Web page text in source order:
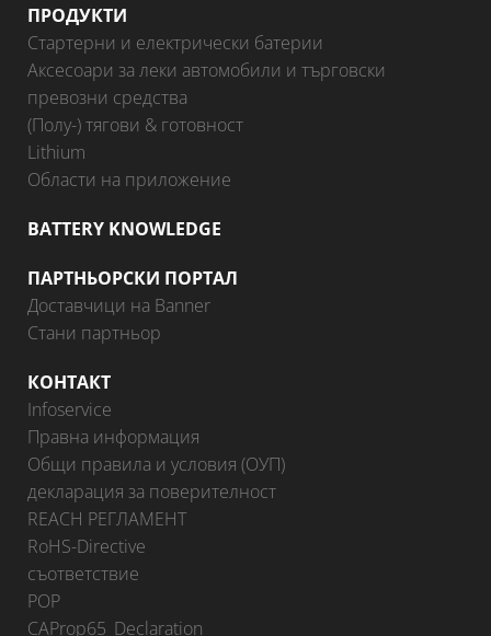
ПРОДУКТИ
Стартерни и електрически батерии
Аксесоари за леки автомобили и търговски
превозни средства
(Полу-) тягови & готовност
Lithium
Области на приложение
BATTERY KNOWLEDGE
ПАРТНЬОРСКИ ПОРТАЛ
Доставчици на Banner
Стани партньор
КОНТАКТ
Infoservice
Правна информация
Общи правила и условия (ОУП)
декларация за поверителност
REACH РЕГЛАМЕНТ
RoHS-Directive
съответствие
POP
CAProp65_Declaration